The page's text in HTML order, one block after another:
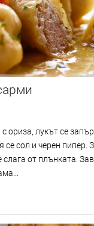
ориза, лукът се
сол и черен пипер.
слага от плънката.